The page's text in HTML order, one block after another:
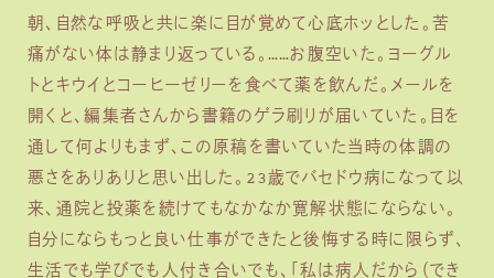
朝、自然な呼吸と共に楽に目が覚めて心底ホッとした。苦
痛がない体は静まり返っている。……お腹空いた。ヨーグル
トとキウイとコーヒーゼリーを食べて薬を飲んだ。メールを
開くと、編集者さんから書籍のゲラ刷りが届いていた。目を
通して何よりもまず、この原稿を書いていた当時の体調の
悪さをありありと思い出した。23歳でバセドウ病になって以
来、通院と投薬を続けてもなかなか寛解状態にならない。
自分にならもっと良い仕事ができたと後悔する時に限らず、
生活でも学びでも人付き合いでも、「私は病人だから（でき